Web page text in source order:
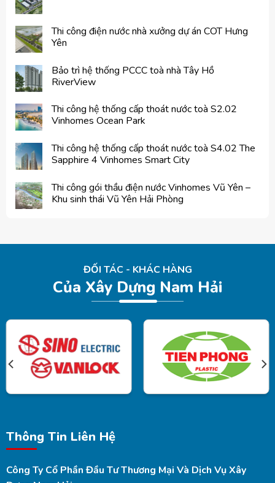
Thi công điện nước nhà xưởng dự án COT Hưng
Yên
Bảo trì hệ thống PCCC toà nhà Tây Hồ
RiverView
Thi công hệ thống cấp thoát nước toà S2.02
Vinhomes Ocean Park
Thi công hệ thống cấp thoát nước toà S4.02 The
Sapphire 4 Vinhomes Smart City
Thi công gói thầu điện nước Vinhomes Vũ Yên –
Khu sinh thái Vũ Yên Hải Phòng
ĐỐI TÁC - KHÁC HÀNG
Của Xây Dựng Nam Hải
Thông Tin Liên Hệ
Công Ty Cổ Phần Đầu Tư Thương Mại Và Dịch Vụ Xây